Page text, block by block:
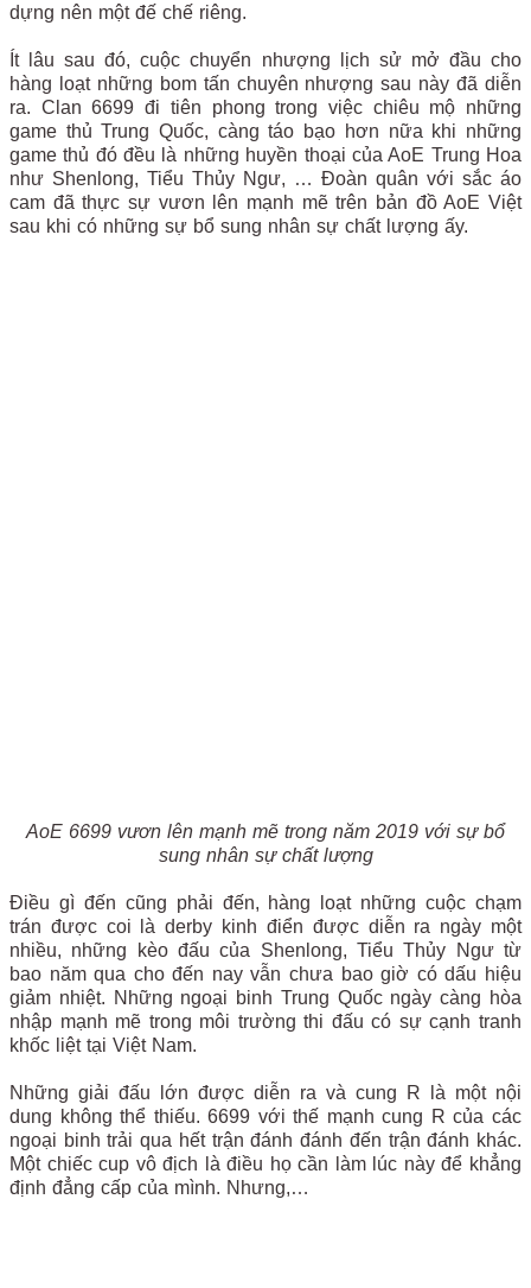
dựng nên một đế chế riêng.
Ít lâu sau đó, cuộc chuyển nhượng lịch sử mở đầu cho
hàng loạt những bom tấn chuyên nhượng sau này đã diễn
ra. Clan 6699 đi tiên phong trong việc chiêu mộ những
game thủ Trung Quốc, càng táo bạo hơn nữa khi những
game thủ đó đều là những huyền thoại của AoE Trung Hoa
như Shenlong, Tiểu Thủy Ngư, … Đoàn quân với sắc áo
cam đã thực sự vươn lên mạnh mẽ trên bản đồ AoE Việt
sau khi có những sự bổ sung nhân sự chất lượng ấy.
AoE 6699 vươn lên mạnh mẽ trong năm 2019 với sự bổ
sung nhân sự chất lượng
Điều gì đến cũng phải đến, hàng loạt những cuộc chạm
trán được coi là derby kinh điển được diễn ra ngày một
nhiều, những kèo đấu của Shenlong, Tiểu Thủy Ngư từ
bao năm qua cho đến nay vẫn chưa bao giờ có dấu hiệu
giảm nhiệt. Những ngoại binh Trung Quốc ngày càng hòa
nhập mạnh mẽ trong môi trường thi đấu có sự cạnh tranh
khốc liệt tại Việt Nam.
Những giải đấu lớn được diễn ra và cung R là một nội
dung không thể thiếu. 6699 với thế mạnh cung R của các
ngoại binh trải qua hết trận đánh đánh đến trận đánh khác.
Một chiếc cup vô địch là điều họ cần làm lúc này để khẳng
định đẳng cấp của mình. Nhưng,…